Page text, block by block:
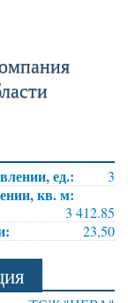
ед.: 3
кв. м:
3 412.85
23,50